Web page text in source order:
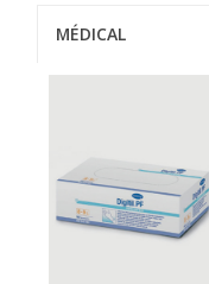
MÉDICAL